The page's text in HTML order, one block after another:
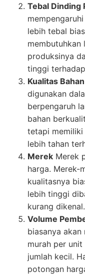
Tebal Dinding
lebih tebal
membutuhkan
produksinya
tinggi
Kualitas Bahan
digunakan
berpengaruh
bahan
tetapi memiliki
lebih tahan
Merek Merek
harga. Merek-
kualitasnya
lebih tinggi
kurang dikenal.
Volume
biasanya
murah per
jumlah kecil.
potongan